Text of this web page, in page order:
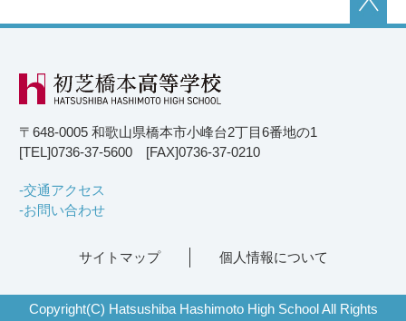
〒648-0005 和歌山県橋本市小峰台2丁目6番地の1
[TEL]0736-37-5600 [FAX]0736-37-0210
交通アクセス
お問い合わせ
サイトマップ 個人情報について
Copyright(C) Hatsushiba Hashimoto High School All Rights